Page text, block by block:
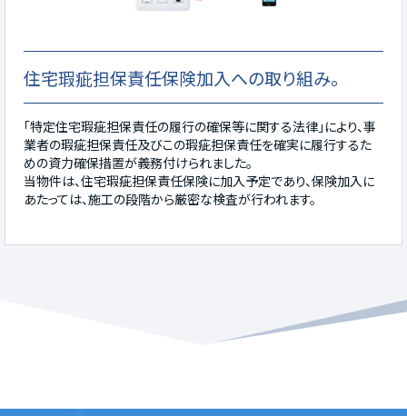
住宅瑕疵担保責任保険加入への取り組み。
「特定住宅瑕疵担保責任の履行の確保等に関する法律」により、事
業者の瑕疵担保責任及びこの瑕疵担保責任を確実に履行するた
めの資力確保措置が義務付けられました。
当物件は、住宅瑕疵担保責任保険に加入予定であり、保険加入に
あたっては、施工の段階から厳密な検査が行われます。